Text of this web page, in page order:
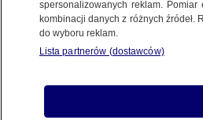
Udostępnij
spersonalizowanych reklam.
kombinacji danych z różnych źródeł.
do wyboru reklam.
Lista partnerów (dostawców)